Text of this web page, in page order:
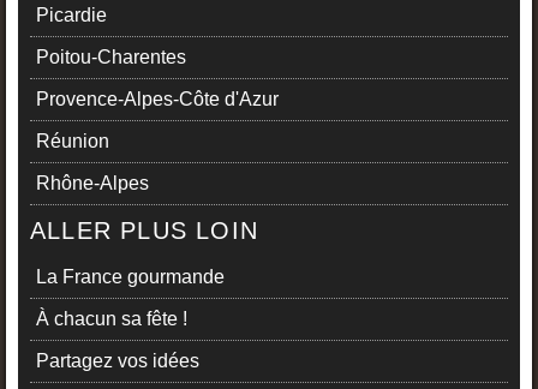
Picardie
Poitou-Charentes
Provence-Alpes-Côte d'Azur
Réunion
Rhône-Alpes
ALLER PLUS LOIN
La France gourmande
À chacun sa fête !
Partagez vos idées